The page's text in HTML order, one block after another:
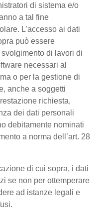
di sistema e/o
a tal fine
L’accesso ai dati
può essere
di lavori di
necessari al
o per la gestione di
anche a soggetti
richiesta,
dei dati personali
debitamente nominati
a norma dell’art. 28
di cui sopra, i dati
se non per ottemperare
ad istanze legali e